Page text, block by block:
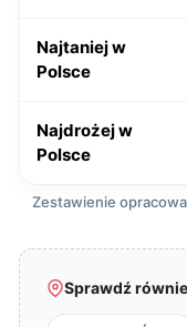
Najtaniej w
Polsce
Najdrożej w
Polsce
Zestawienie
Sprawdź